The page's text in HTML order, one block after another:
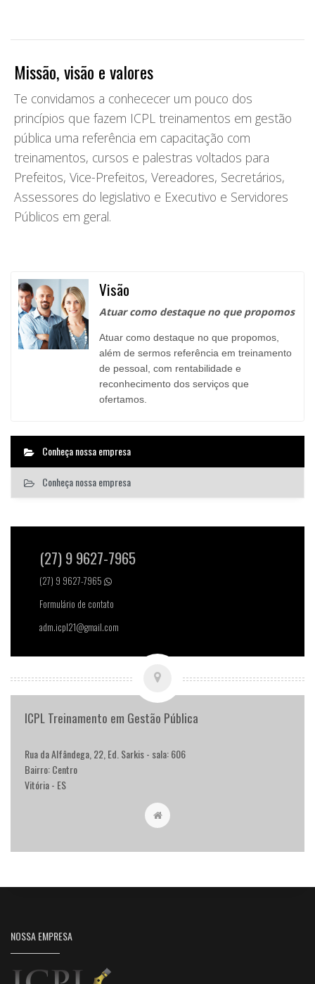
Missão, visão e valores
Te convidamos a conhececer um pouco dos
princípios que fazem ICPL treinamentos em gestão
pública uma referência em capacitação com
treinamentos, cursos e palestras voltados para
Prefeitos, Vice-Prefeitos, Vereadores, Secretários,
Assessores do legislativo e Executivo e Servidores
Públicos em geral.
Visão
Atuar como destaque no que propomos
Atuar como destaque no que propomos,
além de sermos referência em treinamento
de pessoal, com rentabilidade e
reconhecimento dos serviços que
ofertamos.
Conheça nossa empresa
Conheça nossa empresa
(27) 9 9627-7965
(27) 9 9627-7965
Formulário de contato
adm.icpl21@gmail.com
ICPL Treinamento em Gestão Pública
Rua da Alfândega, 22, Ed. Sarkis - sala: 606
Bairro: Centro
Vitória - ES
NOSSA EMPRESA